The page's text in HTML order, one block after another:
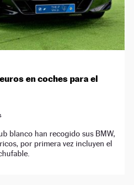
en coches para el
blanco han recogido sus BMW,
por primera vez incluyen el